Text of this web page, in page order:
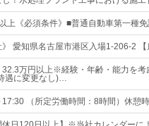
上《必須条件》■普通自動車第一種
》 愛知県名古屋市港区入場1-206-2
32.3万円以上※経験・年齢・能力を
遇に変更なし)…
（所定労働時間：8時間）休憩